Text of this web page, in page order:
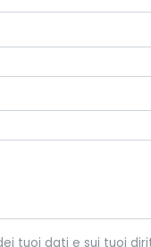
maggiori informazioni sul trattamento dei tuoi